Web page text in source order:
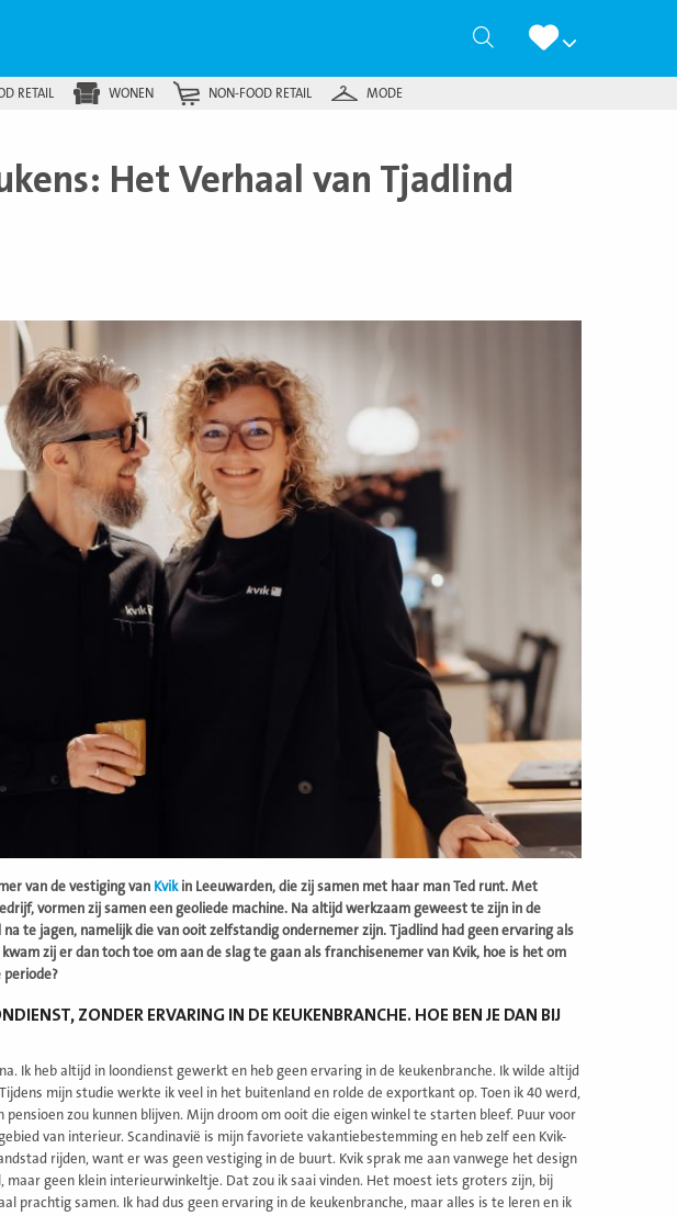
Zoeken
RETAIL WONEN NON-FOOD RETAIL MODE
Het Verhaal van Tjadlind
van de vestiging van Kvikin Leeuwarden, die zij samen met haar man Ted runt. Met
vormen zij samen een geoliede machine. Na altijd werkzaam geweest te zijn in de
te jagen, namelijk die van ooit zelfstandig ondernemer zijn. Tjadlind had geen ervaring als
zij er dan toch toe om aan de slag te gaan als franchisenemer van Kvik, hoe is het om
periode?
ZONDER ERVARING IN DE KEUKENBRANCHE. HOE BEN JE DAN BIJ
Ik heb altijd in loondienst gewerkt en heb geen ervaring in de keukenbranche. Ik wilde altijd
mijn studie werkte ik veel in het buitenland en rolde de exportkant op. Toen ik 40 werd,
zou kunnen blijven. Mijn droom om ooit die eigen winkel te starten bleef. Puur voor
van interieur. Scandinavië is mijn favoriete vakantiebestemming en heb zelf een Kvik-
rijden, want er was geen vestiging in de buurt. Kvik sprak me aan vanwege het design
geen klein interieurwinkeltje. Dat zou ik saai vinden. Het moest iets groters zijn, bij
prachtig samen. Ik had dus geen ervaring in de keukenbranche, maar alles is te leren en ik